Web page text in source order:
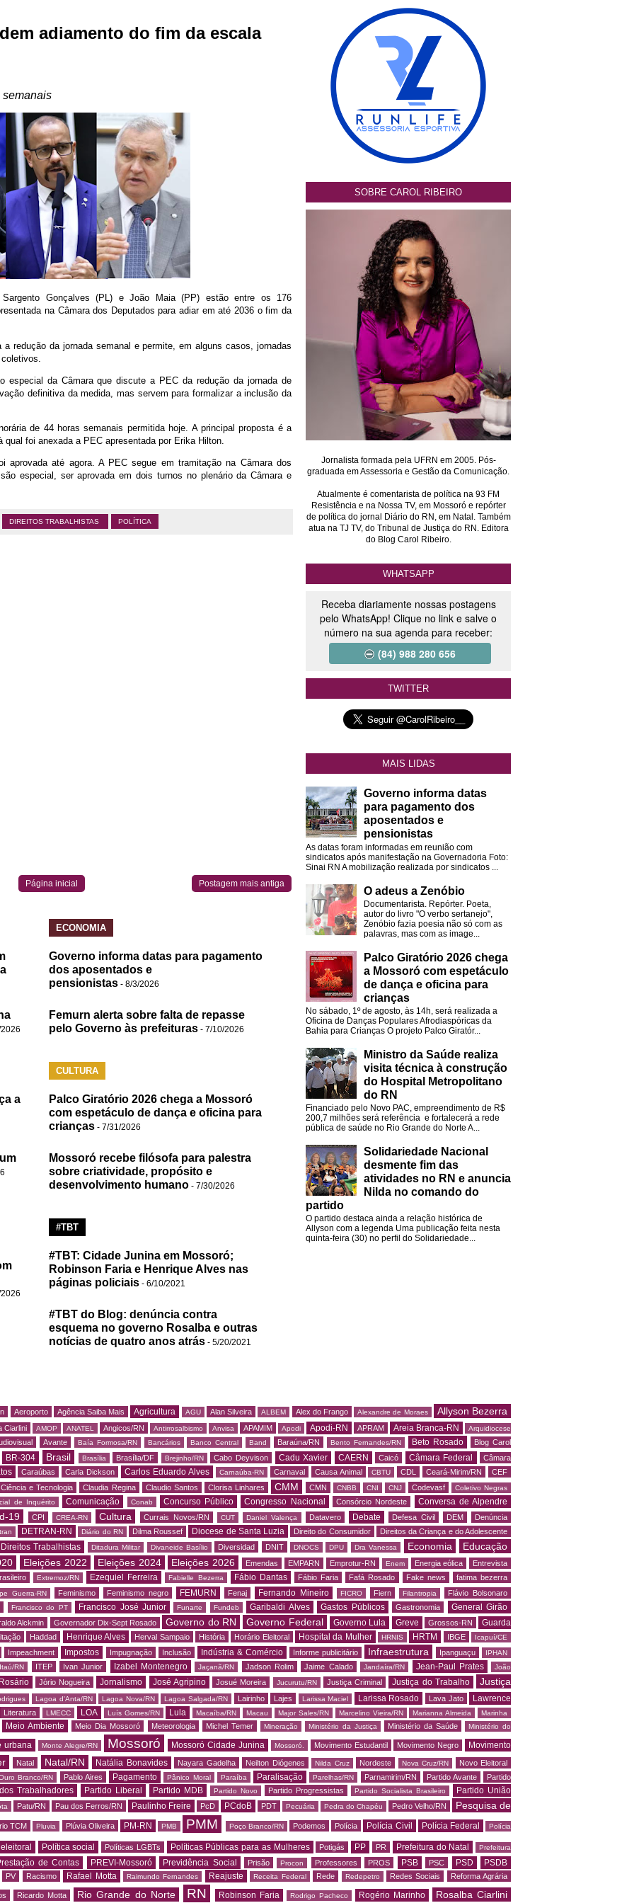
adiamento do fim da escala
semanais
Gonçalves (PL) e João Maia (PP) estão entre os 176
na Câmara dos Deputados para adiar em até 2036 o fim da
redução da jornada semanal e permite, em alguns casos, jornadas
especial da Câmara que discute a PEC da redução da jornada de
definitiva da medida, mas servem para formalizar a inclusão da
de 44 horas semanais permitida hoje. A principal proposta é a
foi anexada a PEC apresentada por Erika Hilton.
aprovada até agora. A PEC segue em tramitação na Câmara dos
especial, ser aprovada em dois turnos no plenário da Câmara e
DIREITOS TRABALHISTAS POLÍTICA
Postagem mais antiga
Página inicial
ECONOMIA
Governo informa datas para pagamento
dos aposentados e
pensionistas - 8/3/2026
Femurn alerta sobre falta de repasse
pelo Governo às prefeituras - 7/10/2026
a
CULTURA
Palco Giratório 2026 chega a Mossoró
com espetáculo de dança e oficina para
crianças - 7/31/2026
Mossoró recebe filósofa para palestra
sobre criatividade, propósito e
desenvolvimento humano - 7/30/2026
#TBT
#TBT: Cidade Junina em Mossoró;
Robinson Faria e Henrique Alves nas
páginas policiais - 6/10/2021
#TBT do Blog: denúncia contra
esquema no governo Rosalba e outras
notícias de quatro anos atrás - 5/20/2021
SOBRE CAROL RIBEIRO
Jornalista formada pela UFRN em 2005. Pós-
graduada em Assessoria e Gestão da Comunicação.
Atualmente é comentarista de política na 93 FM
Resistência e na Nossa TV, em Mossoró e repórter
de política do jornal Diário do RN, em Natal. Também
atua na TJ TV, do Tribunal de Justiça do RN. Editora
do Blog Carol Ribeiro.
WHATSAPP
Receba diariamente nossas postagens
pelo WhatsApp! Clique no link e salve o
número na sua agenda para receber:
(84) 988 280 656
TWITTER
MAIS LIDAS
Governo informa datas
para pagamento dos
aposentados e
pensionistas
As datas foram informadas em reunião com
sindicatos após manifestação na Governadoria Foto:
Sinai RN A mobilização realizada por sindicatos ...
O adeus a Zenóbio
Documentarista. Repórter. Poeta,
autor do livro "O verbo sertanejo",
Zenóbio fazia poesia não só com as
palavras, mas com as image...
Palco Giratório 2026 chega
a Mossoró com espetáculo
de dança e oficina para
crianças
No sábado, 1º de agosto, às 14h, será realizada a
Oficina de Danças Populares Afrodiaspóricas da
Bahia para Crianças O projeto Palco Giratór...
Ministro da Saúde realiza
visita técnica à construção
do Hospital Metropolitano
do RN
Financiado pelo Novo PAC, empreendimento de R$
200,7 milhões será referência e fortalecerá a rede
pública de saúde no Rio Grande do Norte A...
Solidariedade Nacional
desmente fim das
atividades no RN e anuncia
Nilda no comando do
partido
O partido destaca ainda a relação histórica de
Allyson com a legenda Uma publicação feita nesta
quinta-feira (30) no perfil do Solidariedade...
Aeroporto Agência Saiba Mais Agricultura AGU Alan Silveira ALBEM Alex do Frango Alexandre de Moraes
Allyson Bezerra
Ciarlini AMOP ANATEL Angicos/RN Antirrosalbismo Anvisa APAMIM Apodi Apodi-RN APRAM Areia Branca-RN
Arquidiocese
Avante Baía Formosa/RN Bancários Banco Central Band Baraúna/RN Bento Fernandes/RN Beto Rosado
Blog Carol
BR-304 Brasil Brasília Brasília/DF Brejinho/RN Cabo Deyvison Cadu Xavier CAERN Caicó Câmara Federal
Câmara
Caraúbas Carla Dickson Carlos Eduardo Alves Carnaúba-RN Carnaval Causa Animal CBTU CDL Ceará-Mirim/RN CEF
Ciência e Tecnologia Claudia Regina Claudio Santos Clorisa Linhares CMM CMN CNBB CNI CNJ Codevasf Coletivo Negras
de Inquérito Comunicação Conab Concurso Público Congresso Nacional Consórcio Nordeste Conversa de Alpendre
19 CPI CREA-RN Cultura Currais Novos/RN CUT Daniel Valença Datavero Debate Defesa Civil DEM Denúncia
DETRAN-RN Diário do RN Dilma Roussef Diocese de Santa Luzia Direito do Consumidor Direitos da Criança e do Adolescente
Direitos Trabalhistas Ditadura Militar Divaneide Basílio Diversidad DNIT DNOCS DPU Dra Vanessa Economia Educação
Eleições 2022 Eleições 2024 Eleições 2026 Emendas EMPARN Emprotur-RN Enem Energia eólica Entrevista
Extremoz/RN Ezequiel Ferreira Fabielle Bezerra Fábio Dantas Fábio Faria Fafá Rosado Fake news fatima bezerra
Guerra-RN Feminismo Feminismo negro FEMURN Fenaj Fernando Mineiro FICRO Fiern Filantropia Flávio Bolsonaro
Francisco do PT Francisco José Junior Funarte Fundeb Garibaldi Alves Gastos Públicos Gastronomia General Girão
Alckmin Governador Dix-Sept Rosado Governo do RN Governo Federal Governo Lula Greve Grossos-RN
Guarda
Haddad Henrique Alves Herval Sampaio História Horário Eleitoral Hospital da Mulher HRNIS HRTM IBGE Icapuí/CE
Impeachment Impostos Impugnação Inclusão Indústria & Comércio Informe publicitário Infraestrutura Ipanguaçu IPHAN
Itaú/RN ITEP Ivan Junior Izabel Montenegro Jaçanã/RN Jadson Rolim Jaime Calado Jandaíra/RN Jean-Paul Prates
João
Jório Nogueira Jornalismo José Agripino Josué Moreira Jucurutu/RN Justiça Criminal Justiça do Trabalho
Justiça
Lagoa d'Anta/RN Lagoa Nova/RN Lagoa Salgada/RN Lairinho Lajes Larissa Maciel Larissa Rosado Lava Jato
Lawrence
Literatura LMECC LOA Luís Gomes/RN Lula Macaíba/RN Macau Major Sales/RN Marcelino Vieira/RN Marianna Almeida Marinha
Meio Ambiente Meio Dia Mossoró Meteorologia Michel Temer Mineração Ministério da Justiça Ministério da Saúde Ministério do
urbana Monte Alegre/RN Mossoró Mossoró Cidade Junina Mossoró. Movimento Estudantil Movimento Negro
Movimento
Natal Natal/RN Natália Bonavides Nayara Gadelha Neilton Diógenes Nilda Cruz Nordeste Nova Cruz/RN Novo Eleitoral
Branco/RN Pablo Aires Pagamento Pânico Moral Paraíba Paralisação Parelhas/RN Parnamirim/RN Partido Avante
Partido
Trabalhadores Partido Liberal Partido MDB Partido Novo Partido Progressistas Partido Socialista Brasileiro
Partido União
Patu/RN Pau dos Ferros/RN Paulinho Freire PcD PCdoB PDT Pecuária Pedra do Chapéu Pedro Velho/RN
Pesquisa de
TCM Pluvia Plúvia Oliveira PM-RN PMB PMM Poço Branco/RN Podemos Polícia Polícia Civil Polícia Federal Polícia
Política social Políticas LGBTs Políticas Públicas para as Mulheres Potigás PP PR Prefeitura do Natal
Prefeitura
de Contas PREVI-Mossoró Previdência Social Prisão Procon Professores PROS PSB PSC PSD PSDB
PV Racismo Rafael Motta Raimundo Fernandes Reajuste Receita Federal Rede Redepetro Redes Sociais Reforma Agrária
Ricardo Motta Rio Grande do Norte RN Robinson Faria Rodrigo Pacheco Rogério Marinho Rosalba Ciarlini